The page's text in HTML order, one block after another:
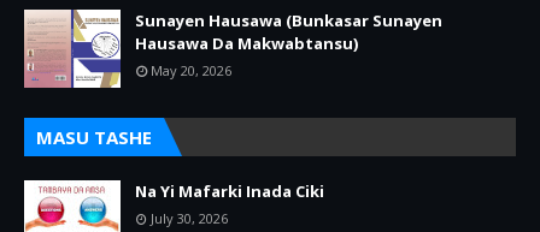
Sunayen Hausawa (Bunkasar Sunayen
Hausawa Da Makwabtansu)
May 20, 2026
MASU TASHE
Na Yi Mafarki Inada Ciki
July 30, 2026